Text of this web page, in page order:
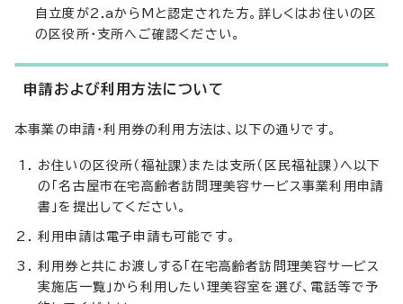
自立度が2.aからMと認定された方。詳しくはお住いの区
の区役所・支所へご確認ください。
申請および利用方法について
本事業の申請・利用券の利用方法は、以下の通りです。
お住いの区役所（福祉課）または支所（区民福祉課）へ以下
の「名古屋市在宅高齢者訪問理美容サービス事業利用申請
書」を提出してください。
利用申請は電子申請も可能です。
利用券と共にお渡しする「在宅高齢者訪問理美容サービス
実施店一覧」から利用したい理美容室を選び、電話等で予